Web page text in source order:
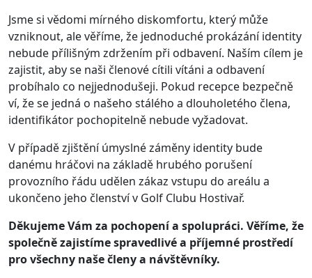
Jsme si vědomi mírného diskomfortu, který může
vzniknout, ale věříme, že jednoduché prokázání identity
nebude přílišným zdržením při odbavení. Naším cílem je
zajistit, aby se naši členové cítili vítáni a odbavení
probíhalo co nejjednodušeji. Pokud recepce bezpečně
ví, že se jedná o našeho stálého a dlouholetého člena,
identifikátor pochopitelně nebude vyžadovat.
V případě zjištění úmyslné záměny identity bude
danému hráčovi na základě hrubého porušení
provozního řádu udělen zákaz vstupu do areálu a
ukončeno jeho členství v Golf Clubu Hostivař.
Děkujeme Vám za pochopení a spolupráci. Věříme, že
společně zajistíme spravedlivé a příjemné prostředí
pro všechny naše členy a návštěvníky.